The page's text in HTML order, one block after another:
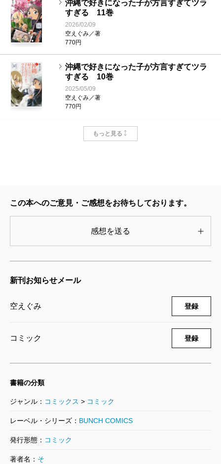
沖縄で好きになった子が方言すぎてツラ
すぎる 11巻
2026/02/09
空えぐみ／著
770円
沖縄で好きになった子が方言すぎてツラ
すぎる 10巻
2025/05/09
空えぐみ／著
770円
沖縄で好きになった子が方言すぎてツラ
すぎる 9巻
すぎる 8巻
2024/02/08
空えぐみ／著
沖縄で好きになった子が方言すぎてツラ
2023/07/07
770円
すぎる 5巻
空えぐみ／著
もっと見る
この本へのご意見・ご感想をお待ちしております。
感想を送る
新刊お知らせメール
空えぐみ 登録
コミック 登録
書籍の分類
ジャンル： コミックス > コミック
レーベル・シリーズ： BUNCH COMICS
発行形態： コミック
著者名： そ